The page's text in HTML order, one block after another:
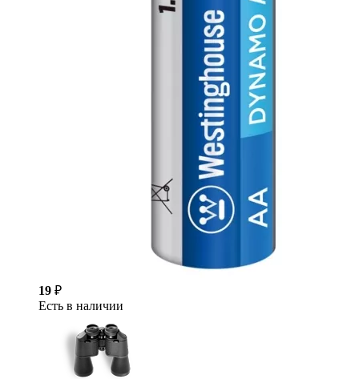
19 ₽
Есть в наличии